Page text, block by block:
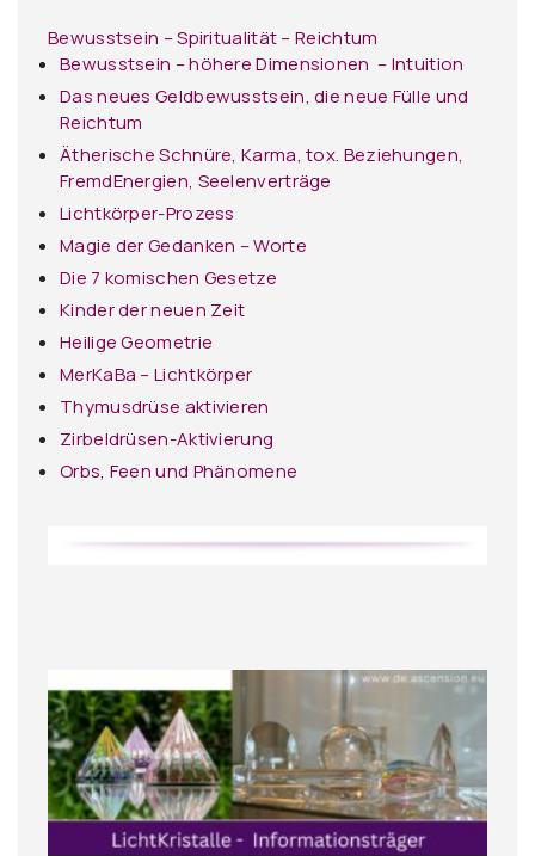
Bewusstsein – Spiritualität – Reichtum
Bewusstsein – höhere Dimensionen – Intuition
Das neues Geldbewusstsein, die neue Fülle und
Reichtum
Ätherische Schnüre, Karma, tox. Beziehungen,
FremdEnergien, Seelenverträge
Lichtkörper-Prozess
Magie der Gedanken – Worte
Die 7 komischen Gesetze
Kinder der neuen Zeit
Heilige Geometrie
MerKaBa – Lichtkörper
Thymusdrüse aktivieren
Zirbeldrüsen-Aktivierung
Orbs, Feen und Phänomene